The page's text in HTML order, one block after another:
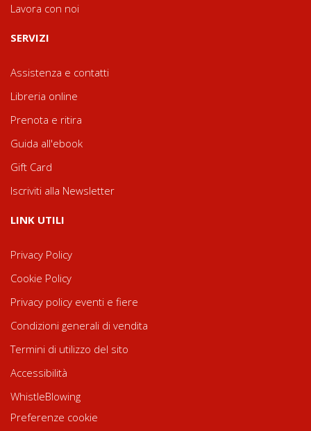
Lavora con noi
SERVIZI
Assistenza e contatti
Libreria online
Prenota e ritira
Guida all'ebook
Gift Card
Iscriviti alla Newsletter
LINK UTILI
Privacy Policy
Cookie Policy
Privacy policy eventi e fiere
Condizioni generali di vendita
Termini di utilizzo del sito
Accessibilità
WhistleBlowing
Preferenze cookie